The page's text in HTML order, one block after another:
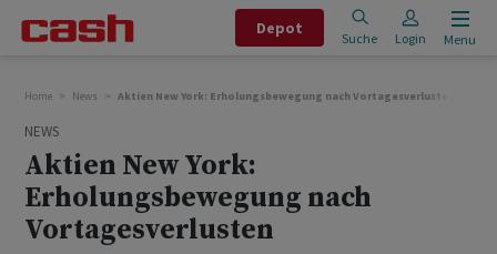
Depot
Suche Login Menu
Home News Aktien New York: Erholungsbewegung nach Vortagesverlusten
NEWS
Aktien New York:
Erholungsbewegung nach
Vortagesverlusten